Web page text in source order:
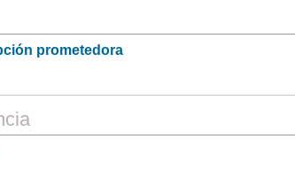
prometedora